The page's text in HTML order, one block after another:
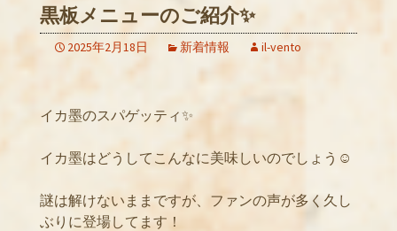
黒板メニューのご紹介✨
2025年2月18日 新着情報 il-vento
イカ墨のスパゲッティ✨
イカ墨はどうしてこんなに美味しいのでしょう☺️
謎は解けないままですが、ファンの声が多く久し
ぶりに登場してます！